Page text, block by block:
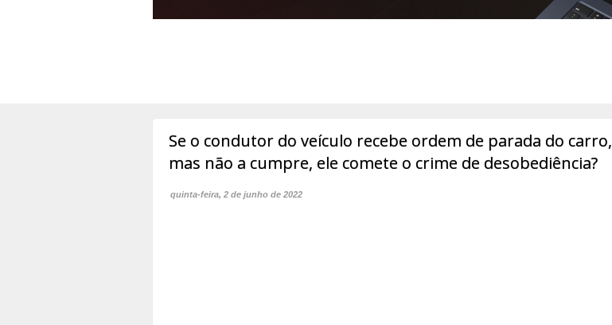
Se o condutor do veículo recebe ordem de parada do carro,
mas não a cumpre, ele comete o crime de desobediência?
quinta-feira, 2 de junho de 2022